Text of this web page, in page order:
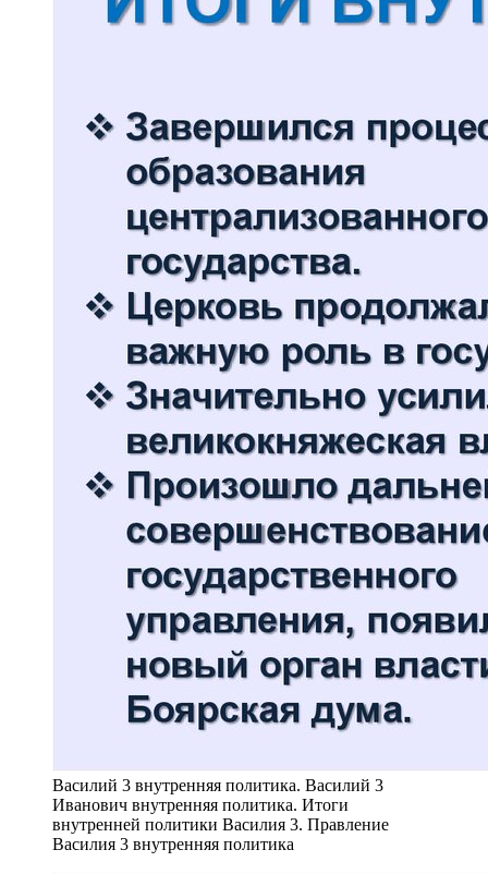
Василий 3 внутренняя политика. Василий 3
Иванович внутренняя политика. Итоги
внутренней политики Василия 3. Правление
Василия 3 внутренняя политика